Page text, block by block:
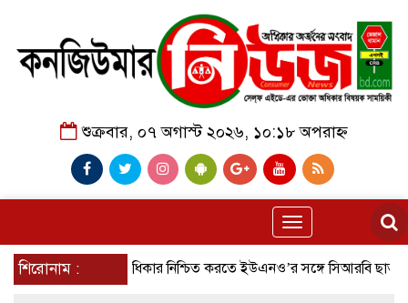
শুক্রবার, ০৭ অগাস্ট ২০২৬, ১০:১৮ অপরাহ্ন
Toggle
navigation
শিরোনাম :ভোক্তা অধিকার নিশ্চিত করতে ইউএনও’র সঙ্গে সিআরবি ছাতক